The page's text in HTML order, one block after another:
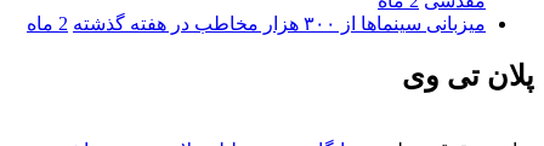
میزبانی سینماها از ۳۰۰ هزار مخاطب در هفته گذشته
2 ماه
پلان تی وی